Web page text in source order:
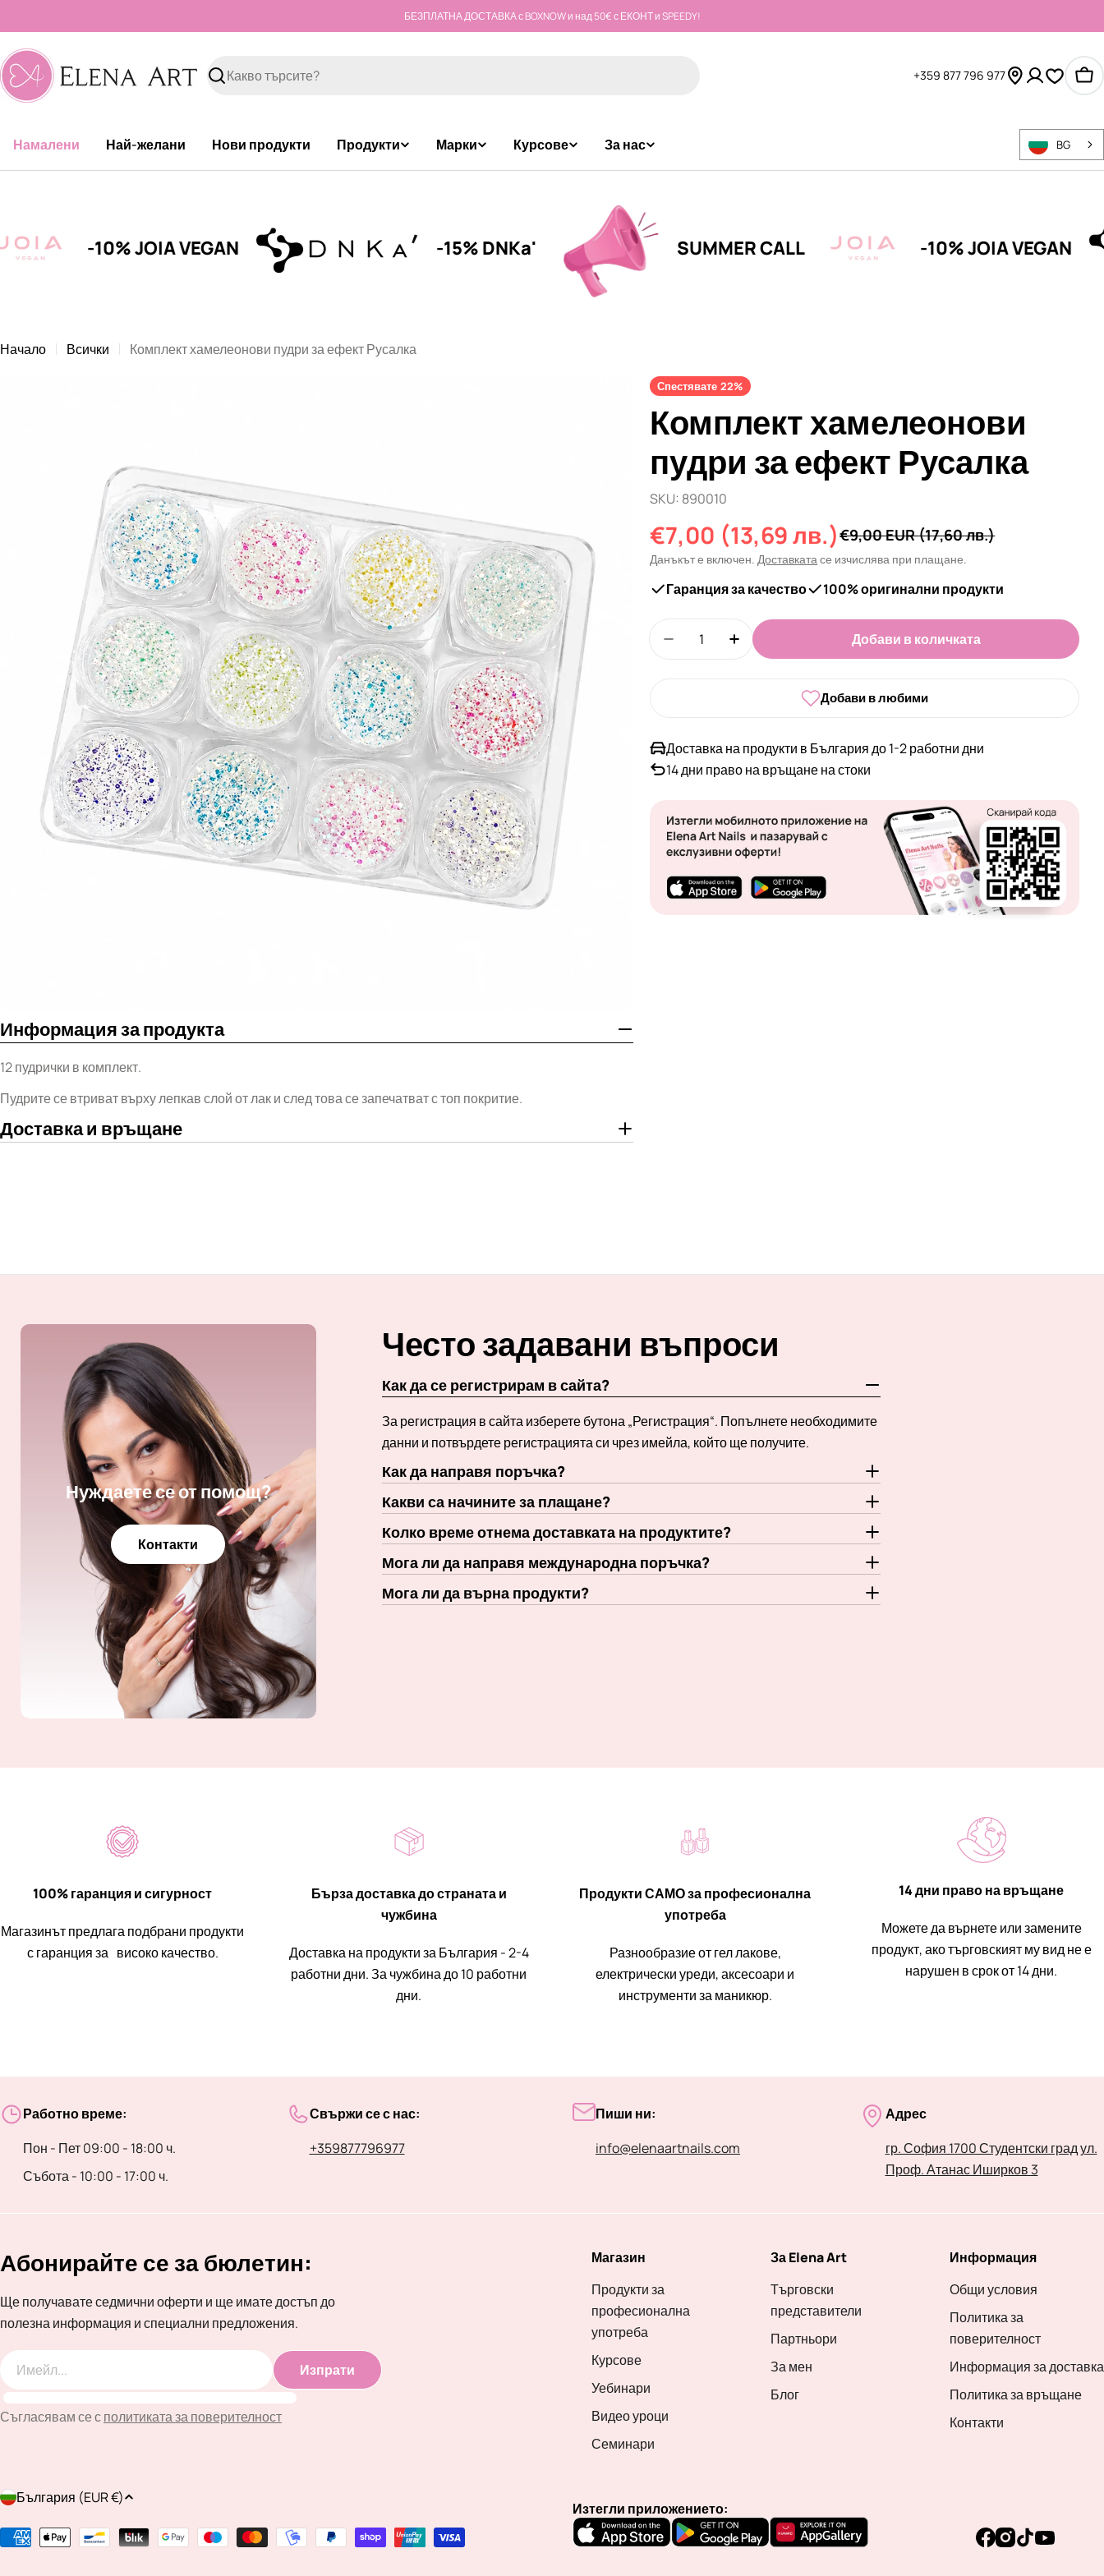
съдържанието
БЕЗПЛАТНА ДОСТАВКА с BOXNOW и над 50€ с ЕКОНТ и SPEEDY!
Търсене
+359 877 796 977
Намалени Най-желани Нови продукти Продукти Марки Курсове За нас BG
-10% JOIA VEGAN -15% DNKa' SUMMER CALL -10% JOIA VEGAN
Начало Всички Комплект хамелеонови пудри за ефект Русалка
медия 0 в прозорец
Информация за продукта
12 пудрички в комплект.
Пудрите се втриват върху лепкав слой от лак и след това се запечатват с топ покритие.
Доставка и връщане
Спестявате 22%
Комплект хамелеонови
пудри за ефект Русалка
SKU: 890010
Промо
цена
€7,00 (13,69 лв.)
Редовна
цена
€9,00 EUR(17,60 лв.)
Данъкът е включен.Доставкатасе изчислява при плащане.
Гаранция за качество 100% оригинални продукти
Намали количеството за Комплект хамелеонови пудри за
Увеличи количеството за Комплект хамелеонови
Добави в количката
Добави в любими
Доставка на продукти в България до 1-2 работни дни
14 дни право на връщане на стоки
Нуждаете се от помощ?
Контакти
Често задавани въпроси
Как да се регистрирам в сайта?
За регистрация в сайта изберете бутона „Регистрация“. Попълнете необходимите
данни и потвърдете регистрацията си чрез имейла, който ще получите.
Как да направя поръчка?
Какви са начините за плащане?
Колко време отнема доставката на продуктите?
Мога ли да направя международна поръчка?
Мога ли да върна продукти?
100% гаранция и сигурност
Магазинът предлага подбрани продукти
с гаранция за високо качество.
Бърза доставка до страната и
чужбина
Доставка на продукти за България - 2-4
работни дни. За чужбина до 10 работни
дни.
Продукти САМО за професионална
употреба
Разнообразие от гел лакове,
електрически уреди, аксесоари и
инструменти за маникюр.
14 дни право на връщане
Можете да върнете или замените
продукт, ако търговският му вид не е
нарушен в срок от 14 дни.
Работно време:
Пон - Пет 09:00 - 18:00 ч.
Събота - 10:00 - 17:00 ч.
Свържи се с нас:
+359877796977
Пиши ни:
info@elenaartnails.com
Адрес
гр. София 1700 Студентски град ул.
Проф. Атанас Иширков 3
Абонирайте се за бюлетин:
Ще получавате седмични оферти и ще имате достъп до
полезна информация и специални предложения.
Изпрати
Съгласявам се сполитиката за поверителност
Магазин
Продукти за
професионална
употреба
Курсове
Уебинари
Видео уроци
Семинари
За Elena Art
Търговски
представители
Партньори
За мен
Блог
Информация
Общи условия
Политика за
поверителност
Информация за доставка
Политика за връщане
Контакти
Д
ъ
България (EUR €)
Методи
Изтегли приложението:
Facebook
Instagram
TikTokYouTube